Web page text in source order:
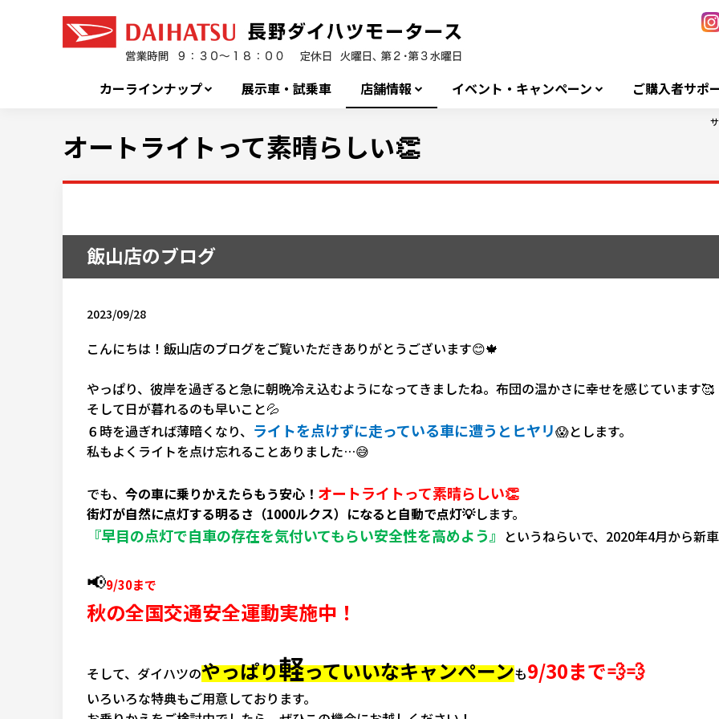
カーラインナップ 展示車・試乗車 店舗情報 イベント・キャンペーン ご購入者サポ
オートライトって素晴らしい👏
飯山店のブログ
2023/09/28
こんにちは！飯山店のブログをご覧いただきありがとうございます😊🍁
やっぱり、彼岸を過ぎると急に朝晩冷え込むようになってきましたね。布団の温かさに幸せを感じています🥰
そして日が暮れるのも早いこと💦
６時を過ぎれば薄暗くなり、 ライトを点けずに走っている車に遭うとヒヤリ😱とします。
私もよくライトを点け忘れることありました…😅
でも、 今の車に乗りかえたらもう安心！ オートライトって素晴らしい👏
街灯が自然に点灯する明るさ（1000ルクス）になると自動で点灯💡します。
『早目の点灯で自車の存在を気付いてもらい安全性を高めよう』 というねらいで、 2020年4月から新
📢9/30まで
秋の全国交通安全運動実施中！
そして、ダイハツのやっぱり軽っていいなキャンペーンも9/30まで💨💨
いろいろな特典もご用意しております。